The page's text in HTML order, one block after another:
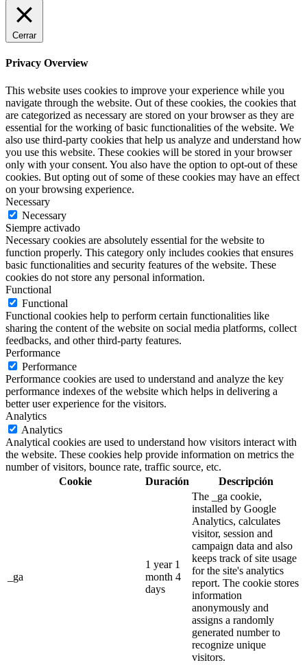
Cerrar
Privacy Overview
This website uses cookies to improve your experience while you
navigate through the website. Out of these cookies, the cookies that
are categorized as necessary are stored on your browser as they are
essential for the working of basic functionalities of the website. We
also use third-party cookies that help us analyze and understand how
you use this website. These cookies will be stored in your browser
only with your consent. You also have the option to opt-out of these
cookies. But opting out of some of these cookies may have an effect
on your browsing experience.
Necessary
Necessary
Siempre activado
Necessary cookies are absolutely essential for the website to
function properly. This category only includes cookies that ensures
basic functionalities and security features of the website. These
cookies do not store any personal information.
Functional
Functional
Functional cookies help to perform certain functionalities like
sharing the content of the website on social media platforms, collect
feedbacks, and other third-party features.
Performance
Performance
Performance cookies are used to understand and analyze the key
performance indexes of the website which helps in delivering a
better user experience for the visitors.
Analytics
Analytics
Analytical cookies are used to understand how visitors interact with
the website. These cookies help provide information on metrics the
number of visitors, bounce rate, traffic source, etc.
Cookie
Duración Descripción
_ga
1 year 1
month 4
days
The _ga cookie,
installed by Google
Analytics, calculates
visitor, session and
campaign data and also
keeps track of site usage
for the site's analytics
report. The cookie stores
information
anonymously and
assigns a randomly
generated number to
recognize unique
visitors.